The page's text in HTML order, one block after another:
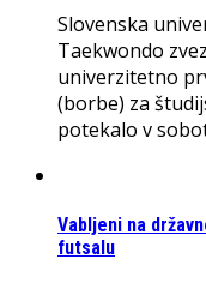
Slovenska
Taekwondo
univerzitetno
(borbe) za
potekalo v
Vabljeni na
futsalu